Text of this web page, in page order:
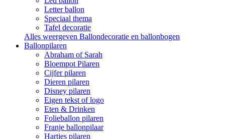
Letter ballon
Speciaal thema
Tafel decoratie
Alles weergeven Ballondecoratie en ballonbogen
Ballonpilaren
Abraham of Sarah
Bloempot Pilaren
Cijfer pilaren
Dieren pilaren
Disney pilaren
Eigen tekst of logo
Eten & Drinken
Folieballon pilaren
Franje ballonpilaar
Hartjes pilaren